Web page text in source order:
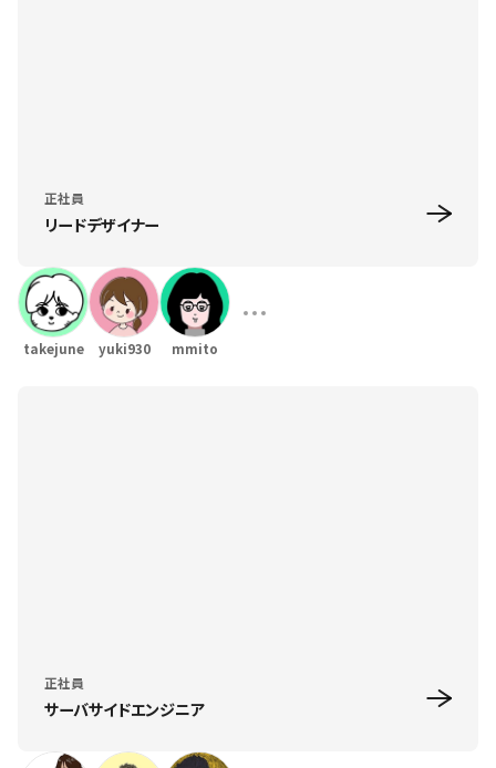
正社員
リードデザイナー
takejune yuki930 mmito
正社員
サーバサイドエンジニア